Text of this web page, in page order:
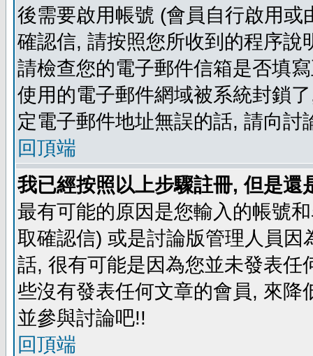
後需要啟用帳號 (會員自行啟用
確認信, 請按照您所收到的程序
請檢查您的電子郵件信箱是否填
使用的電子郵件網域被系統封鎖
定電子郵件地址無誤的話, 請向
回頂端
我已經按照以上步驟註冊, 但是還
最有可能的原因是您輸入的帳號
取確認信) 或是討論版管理人員
話, 很有可能是因為您並未發表
些沒有發表任何文章的會員, 來
並參與討論吧!!
回頂端